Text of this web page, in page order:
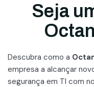
Seja
Descubra como a
empresa a alcançar
segurança em TI com